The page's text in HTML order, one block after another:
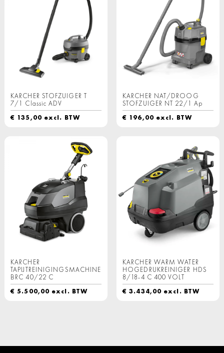
KARCHER STOFZUIGER T
7/1 Classic ADV
€ 135,00excl. BTW
KARCHER NAT/DROOG
STOFZUIGER NT 22/1 Ap
€ 196,00excl. BTW
KARCHER
TAPIJTREINIGINGSMACHINE
BRC 40/22 C
€ 5.500,00 excl. BTW
KARCHER WARM WATER
HOGEDRUKREINIGER HDS
8/18-4 C 400 VOLT
€ 3.434,00 excl. BTW